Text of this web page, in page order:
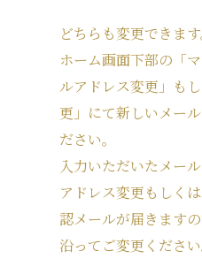
どちらも変更できます
ホーム画面下部の「
ルアドレス変更」も
更」にて新しいメー
ださい。
入力いただいたメー
アドレス変更もしく
認メールが届きます
沿ってご変更ください